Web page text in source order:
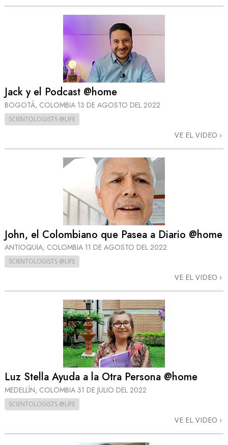
Jack y el Podcast @home
BOGOTÁ, COLOMBIA 13 DE AGOSTO DEL 2022
SCIENTOLOGISTS @LIFE
VE EL VIDEO
John, el Colombiano que Pasea a Diario @home
ANTIOQUIA, COLOMBIA 11 DE AGOSTO DEL 2022
SCIENTOLOGISTS @LIFE
VE EL VIDEO
Luz Stella Ayuda a la Otra Persona @home
MEDELLÍN, COLOMBIA 31 DE JULIO DEL 2022
SCIENTOLOGISTS @LIFE
VE EL VIDEO